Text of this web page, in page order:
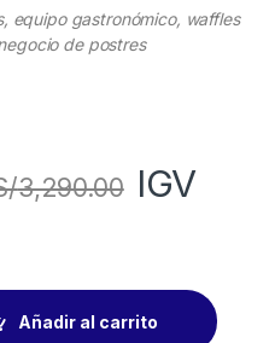
equipo gastronómico, waffles
de postres
3,290.00 IGV
Añadir al carrito